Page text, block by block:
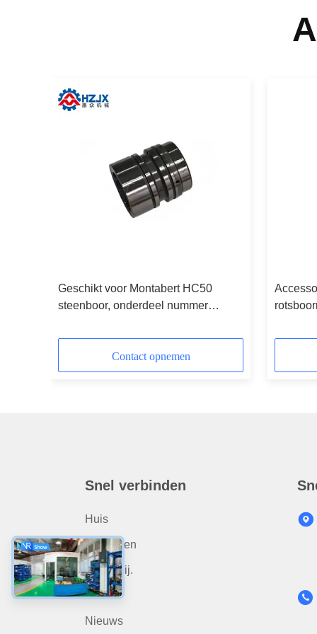
Geschikt voor Montabert HC50
steenboor, onderdeel nummer
mouw.
Contact opnemen
slagkolf.
Snel verbinden
Huis
Producten
Over. Wij.
Video
Nieuws